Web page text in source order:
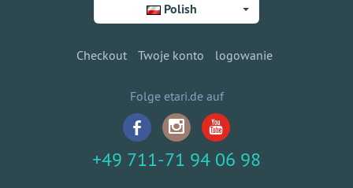
Polish
Checkout Twoje konto logowanie
Folge etari.de auf
+49 711-71 94 06 98